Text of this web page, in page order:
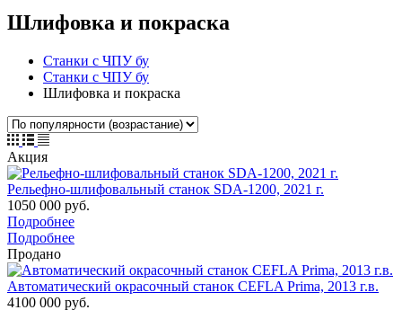
Шлифовка и покраска
Станки с ЧПУ бу
Станки с ЧПУ бу
Шлифовка и покраска
Акция
Рельефно-шлифовальный станок SDA-1200, 2021 г.
1050 000 руб.
Подробнее
Подробнее
Продано
Автоматический окрасочный станок CEFLA Prima, 2013 г.в.
4100 000 руб.